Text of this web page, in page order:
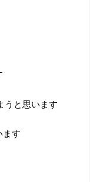
うと思います
ます